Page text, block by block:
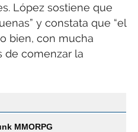
López sostiene que
y constata que “el
bien, con mucha
de comenzar la
MMORPG